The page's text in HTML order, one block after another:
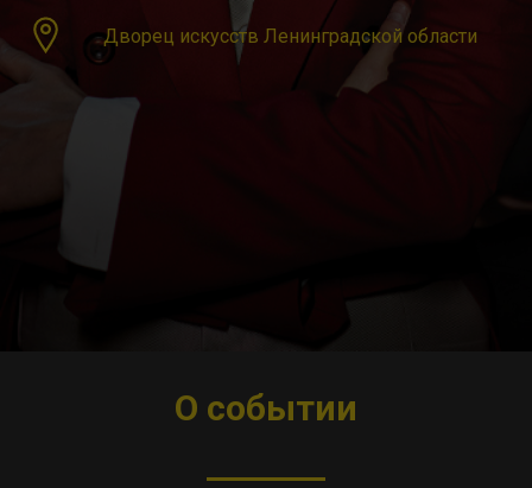
Дворец искусств Ленинградской области
О событии